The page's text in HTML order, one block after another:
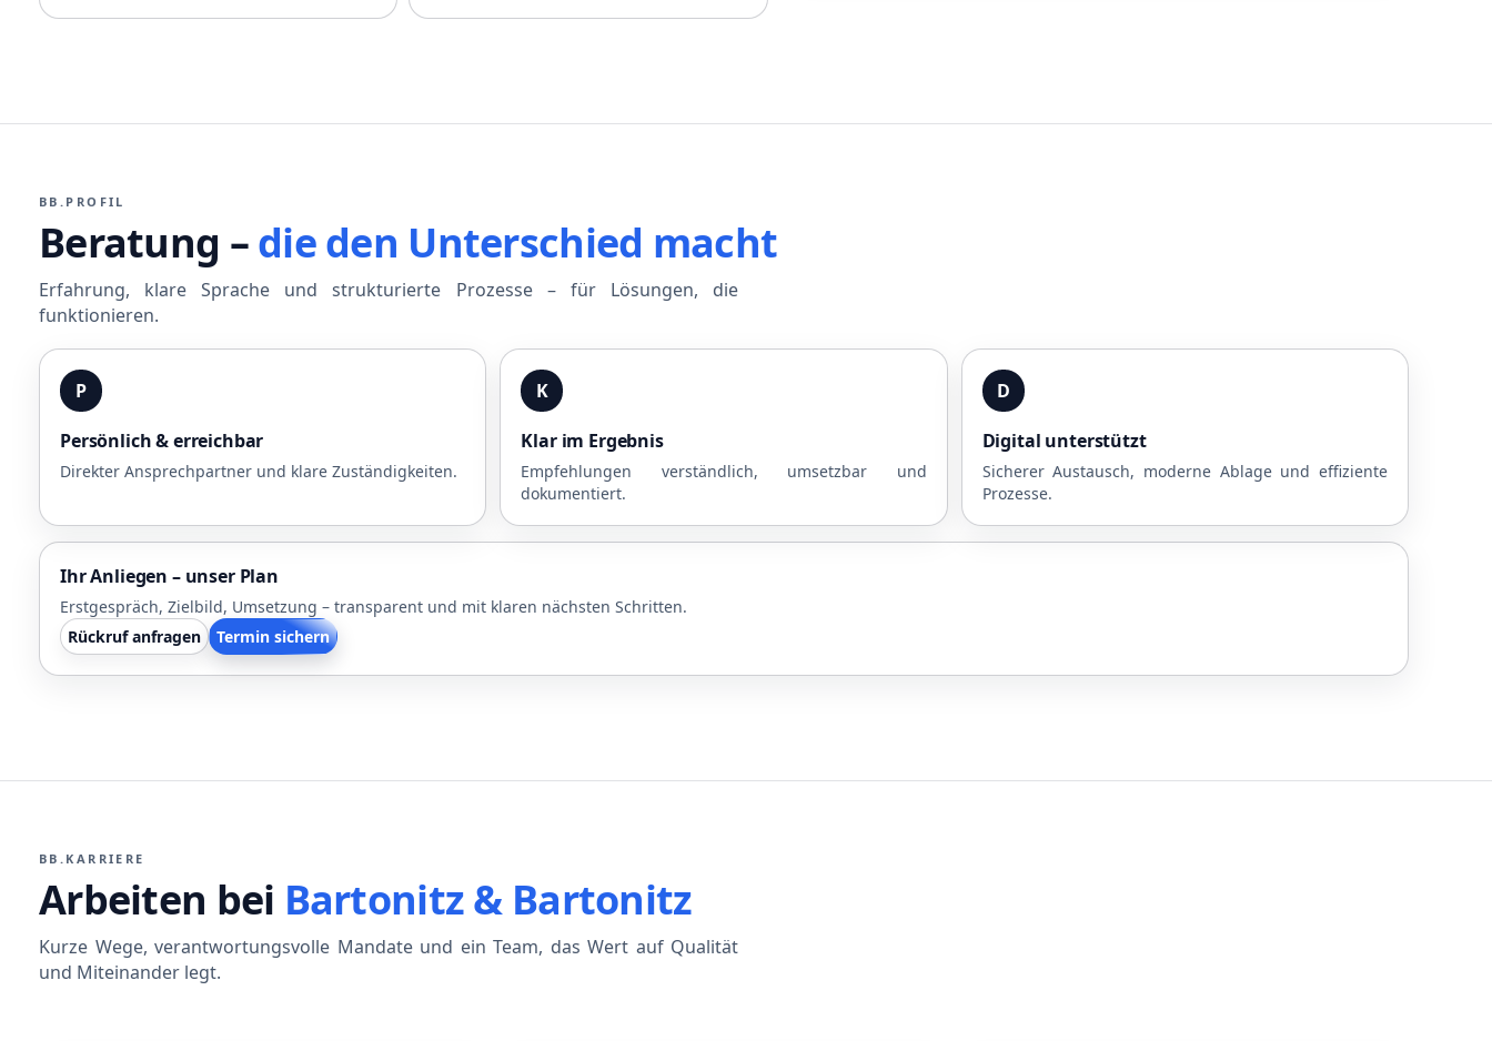
BB.PROFIL
Beratung –die den Unterschied macht
Erfahrung, klare Sprache und strukturierte Prozesse – für Lösungen, die
funktionieren.
P
Persönlich & erreichbar
Direkter Ansprechpartner und klare Zuständigkeiten.
K
Klar im Ergebnis
Empfehlungen verständlich, umsetzbar und
dokumentiert.
D
Digital unterstützt
Sicherer Austausch, moderne Ablage und effiziente
Prozesse.
Ihr Anliegen – unser Plan
Erstgespräch, Zielbild, Umsetzung – transparent und mit klaren nächsten Schritten.
Rückruf anfragen
Termin sichern
BB.KARRIERE
Arbeiten bei Bartonitz & Bartonitz
Kurze Wege, verantwortungsvolle Mandate und ein Team, das Wert auf Qualität
und Miteinander legt.